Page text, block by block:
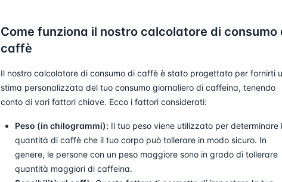
Come funziona il nostro calcolatore di consumo
caffè
Il nostro calcolatore di consumo di caffè è stato progettato per fornirti
stima personalizzata del tuo consumo giornaliero di caffeina, tenendo
conto di vari fattori chiave. Ecco i fattori considerati:
Peso (in chilogrammi): Il tuo peso viene utilizzato per determinare
quantità di caffè che il tuo corpo può tollerare in modo sicuro. In
genere, le persone con un peso maggiore sono in grado di tollerare
quantità maggiori di caffeina.